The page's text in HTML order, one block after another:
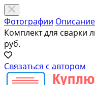
Фотографии Описание
Комплект для сварки
руб.
Связаться с автором